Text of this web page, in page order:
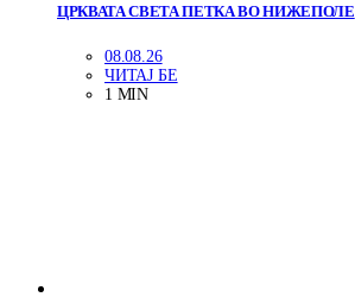
ЦРКВАТА СВЕТА ПЕТКА ВО НИЖЕПОЛЕ
08.08.26
ЧИТАЈ БЕ
1 MIN